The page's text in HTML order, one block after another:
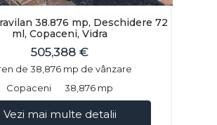
38.876 mp, Deschidere 72
ml, Copaceni, Vidra
505,388 €
de 38,876 mp de vânzare
Copaceni
38,876 mp
Vezi mai multe detalii